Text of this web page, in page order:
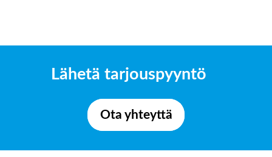
Lähetä tarjouspyyntö
Ota yhteyttä